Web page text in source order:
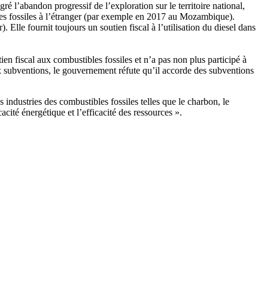
l’abandon progressif de l’exploration sur le territoire national,
fossiles à l’étranger (par exemple en 2017 au Mozambique).
Elle fournit toujours un soutien fiscal à l’utilisation du diesel dans
fiscal aux combustibles fossiles et n’a pas non plus participé à
le gouvernement réfute qu’il accorde des subventions
des combustibles fossiles telles que le charbon, le
énergétique et l’efficacité des ressources ».